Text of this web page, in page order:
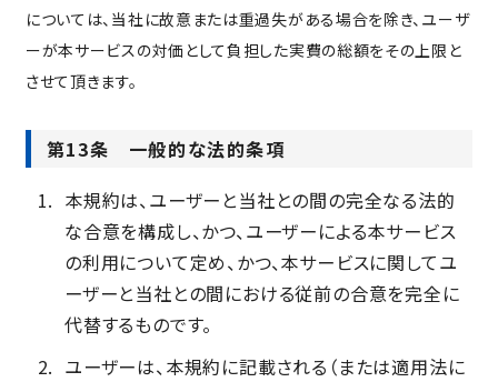
については、当社に故意または重過失がある場合を除き、ユーザ
ーが本サービスの対価として負担した実費の総額をその上限と
させて頂きます。
第13条 一般的な法的条項
本規約は、ユーザーと当社との間の完全なる法的
な合意を構成し、かつ、ユーザーによる本サービス
の利用について定め、かつ、本サービスに関してユ
ーザーと当社との間における従前の合意を完全に
代替するものです。
ユーザーは、本規約に記載される（または適用法に